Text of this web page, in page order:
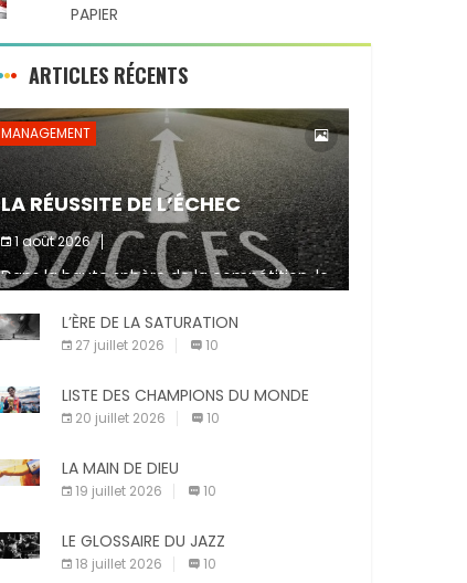
PAPIER
ARTICLES RÉCENTS
MANAGEMENT
LA RÉUSSITE DE L’ÉCHEC
1 août 2026
Dans la haute sphère de la compétition, le
fait de ne pas atteindre un objectif est un
signe d’incompétence et une source de
sanctions diverses (avertissement, […]
L’ÈRE DE LA SATURATION
27 juillet 2026 10
LISTE DES CHAMPIONS DU MONDE
20 juillet 2026 10
LA MAIN DE DIEU
19 juillet 2026 10
LE GLOSSAIRE DU JAZZ
18 juillet 2026 10